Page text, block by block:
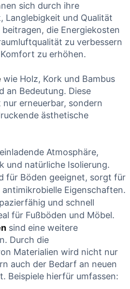
sich durch ihre
Langlebigkeit und Qualität
beitragen, die Energiekosten
zu verbessern
zu erhöhen.
wie Holz, Kork und Bambus
an Bedeutung. Diese
erneuerbar, sondern
ästhetische
Atmosphäre,
und natürliche Isolierung.
für Böden geeignet, sorgt für
Eigenschaften.
und schnell
für Fußböden und Möbel.
sind eine weitere
Durch die
Materialien wird nicht nur
auch der Bedarf an neuen
Beispiele hierfür umfassen: